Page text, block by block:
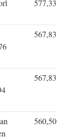
577,33
567,83
567,83
560,50